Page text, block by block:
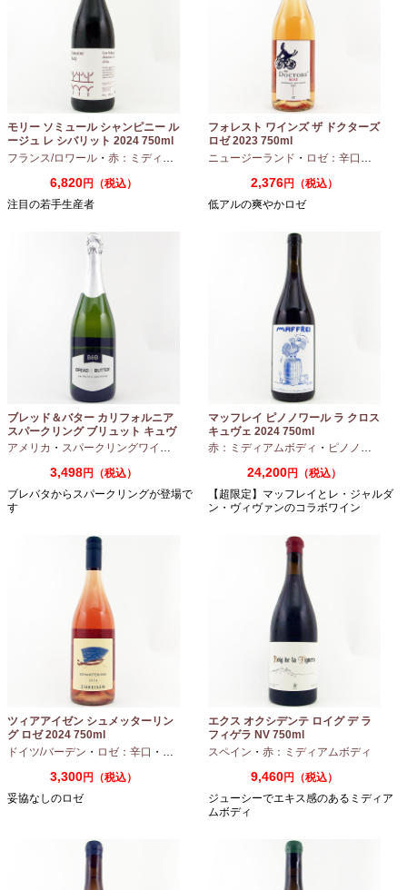
モリー ソミュール シャンピニー ル
ージュ レ シバリット 2024 750ml
フランス/ロワール ・ 赤：ミディアムボディ ・ カベルネフラン
6,820円（税込）
注目の若手生産者
フォレスト ワインズ ザ ドクターズ
ロゼ 2023 750ml
ニュージーランド ・ ロゼ：辛口
2,376円（税込）
低アルの爽やかロゼ
ブレッド＆バター カリフォルニア
スパークリング ブリュット キュヴ
ェ NV 750ml
アメリカ ・ スパークリングワイン シャルドネ
3,498円（税込）
ブレバタからスパークリングが登場で
す
マッフレイ ピノノワール ラ クロス
キュヴェ 2024 750ml
赤：ミディアムボディ ・ ピノノワール
24,200円（税込）
【超限定】マッフレイとレ・ジャルダ
ン・ヴィヴァンのコラボワイン
ツィアアイゼン シュメッターリン
グ ロゼ 2024 750ml
ドイツ/バーデン ・ ロゼ：辛口 ・ ピノノワール
3,300円（税込）
妥協なしのロゼ
エクス オクシデンテ ロイグ デ ラ
フィゲラ NV 750ml
（2022/2023）
スペイン ・ 赤：ミディアムボディ
9,460円（税込）
ジューシーでエキス感のあるミディア
ムボディ